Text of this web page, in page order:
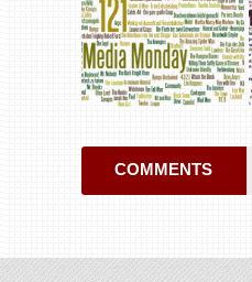
COMMENTS